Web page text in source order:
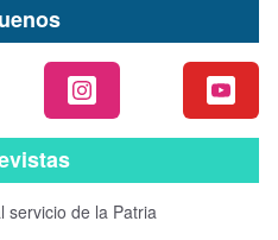
servicio de la Patria